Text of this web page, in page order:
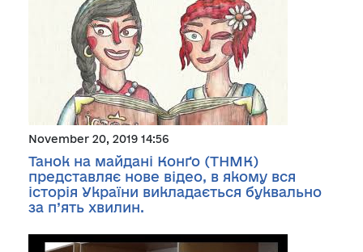
November 20, 2019 14:56
Танок на майдані Конґо (ТНМК)
представляє нове відео, в якому вся
історія України викладається буквально
за п’ять хвилин.